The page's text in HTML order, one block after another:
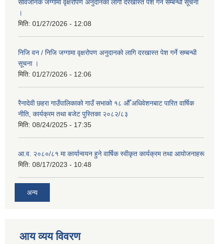
सार्वजनिक जग्गामा वृक्षरोपण अनुदानका लागी दरखास्त पेश गर्ने सम्बन्धी सूचना
।
मिति: 01/27/2026 - 12:08
निजि वन / निजि जग्गामा वृक्षरोपण अनुदानको लागि दरखास्त पेश गर्ने सम्बन्धी
सूचना ।
मिति: 01/27/2026 - 12:06
रैनादेवी छहरा गाउँपालिकाको गाउँ सभाको १८ औँ अधिवेशनबाट पारित वार्षिक
नीति, कार्यक्रम तथा बजेट पुस्तिका २०८२/८३
मिति: 08/24/2025 - 17:35
आ.व. २०८०/८१ मा कार्यान्वयन हुने वार्षिक स्वीकृत कार्यक्रम तथा आयोजनाहरू
मिति: 08/17/2023 - 10:48
अन्य
आय व्यय विवरण